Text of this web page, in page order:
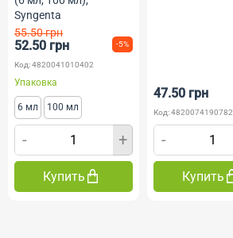
Syngenta
55.50 грн
52.50 грн -5%
Код: 4820041010402
Упаковка
6 мл 100 мл
- +
Купить
47.50 грн
Код: 4820074190782
-
Купить